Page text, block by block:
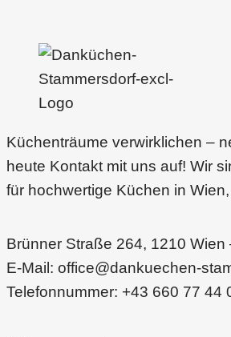
Küchenträume verwirklichen –
heute Kontakt mit uns auf! Wir
für hochwertige Küchen in
Brünner Straße 264, 1210 Wien
E-Mail: office@dankuechen-
Telefonnummer: +43 660 77 44